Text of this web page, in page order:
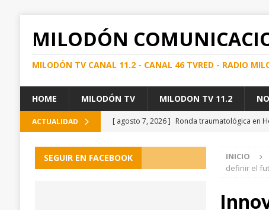
MILODÓN
MILODÓN TV CANAL 11.2 - CANAL 46 TVRED - RADIO
HOME MILODÓN TV MILODON TV 11.2
ACTUALIDAD [ agosto 7, 2026 ] Ronda traumatológica en
[ agosto 6, 2026 ]
MTT INFORMA
Hospital Dr. Augusto
INICIO
definir el
SEGUIR EN FACEBOOK